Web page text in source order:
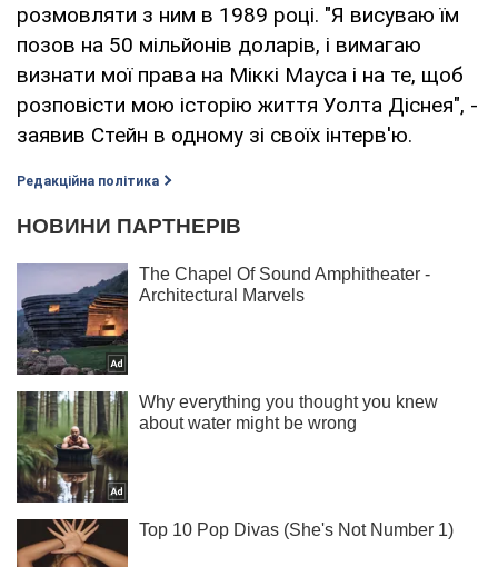
розмовляти з ним в 1989 році. "Я висуваю їм
позов на 50 мільйонів доларів, і вимагаю
визнати мої права на Міккі Мауса і на те, щоб
розповісти мою історію життя Уолта Діснея", -
заявив Стейн в одному зі своїх інтерв'ю.
Редакційна політика